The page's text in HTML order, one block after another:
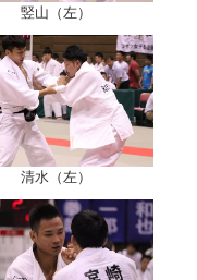
竪山（左）
清水（左）